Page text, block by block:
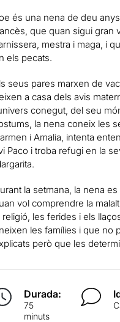
és una nena de deu
que quan sigui gran
mestra i maga, i
els pecats.
seus pares marxen de
a casa dels avis
conegut, del seu
la nena coneix les
i Amalia, intenta
Paco i troba refugi en la
la setmana, la nena es
vol comprendre la
religió, les ferides i els
les famílies i que no
però que les
Durada:
75
minuts